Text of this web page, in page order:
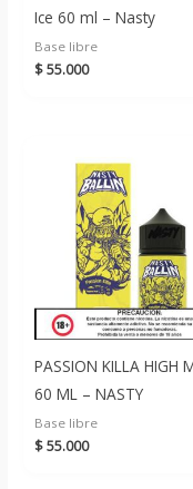
Ice 60 ml – Nasty
Base libre
$55.000
PASSION KILLA HIGH
60 ML – NASTY
Base libre
$55.000